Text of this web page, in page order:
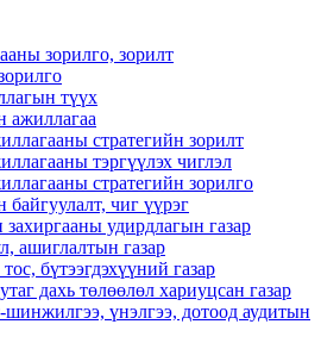
зорилго, зорилт
түүх
ажиллагаа
стратегийн зорилт
тэргүүлэх чиглэл
стратегийн зорилго
байгуулалт, чиг үүрэг
удирдлагын газар
ашиглалтын газар
бүтээгдэхүүний газар
дахь төлөөлөл хариуцсан газар
шинжилгээ, үнэлгээ, дотоод аудитын